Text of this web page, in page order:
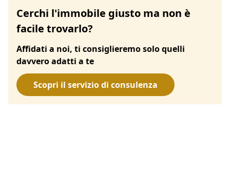
Cerchi l'immobile giusto ma non è
facile trovarlo?
Affidati a noi, ti consiglieremo solo quelli
davvero adatti a te
Scopri il servizio di consulenza